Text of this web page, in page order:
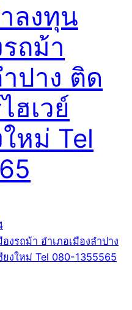
ลงทุน
ถม้า
ปาง ติด
ฮเวย์
หม่ Tel